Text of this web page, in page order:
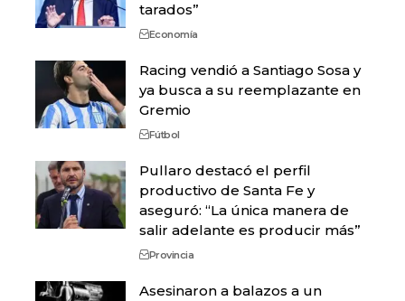
tarados”
Economía
Racing vendió a Santiago Sosa y
ya busca a su reemplazante en
Gremio
Fútbol
Pullaro destacó el perfil
productivo de Santa Fe y
aseguró: “La única manera de
salir adelante es producir más”
Provincia
Asesinaron a balazos a un